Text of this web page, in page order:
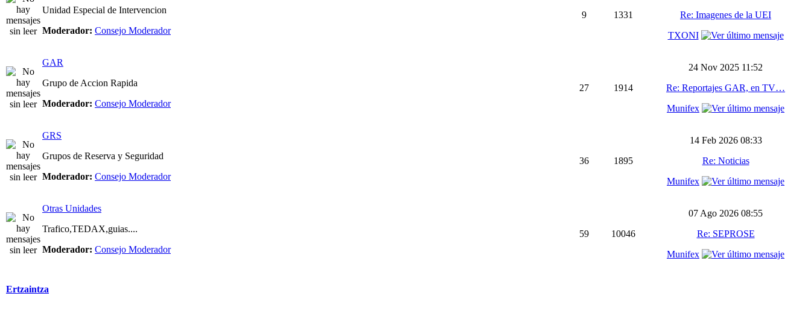
Unidad Especial de Intervencion
Moderador: Consejo Moderador
9 1331
Re: Imagenes de la UEI
TXONI
GAR
Grupo de Accion Rapida
Moderador: Consejo Moderador
27 1914
24 Nov 2025 11:52
Re: Reportajes GAR, en TV…
Munifex
GRS
Grupos de Reserva y Seguridad
Moderador: Consejo Moderador
36 1895
14 Feb 2026 08:33
Re: Noticias
Munifex
Otras Unidades
Trafico,TEDAX,guias....
Moderador: Consejo Moderador
59 10046
07 Ago 2026 08:55
Re: SEPROSE
Munifex
Ertzaintza